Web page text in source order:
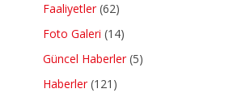
Faaliyetler(62)
Foto Galeri (14)
Güncel Haberler(5)
Haberler(121)